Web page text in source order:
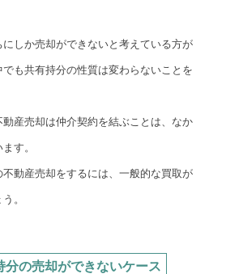
しか売却ができないと考えている方が
も共有持分の性質は変わらないことを
産売却は仲介契約を結ぶことは、なか
す。
動産売却をするには、一般的な買取が
。
分の売却ができないケース